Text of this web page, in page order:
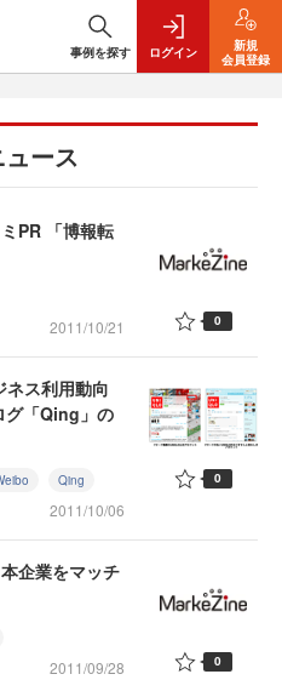
事例を探す ログイン
新規
会員登録
ース
PR 「博報転
2011/10/21 0
ス利用動向
グ「Qing」の
Qing
2011/10/06
0
企業をマッチ
2011/09/28 0